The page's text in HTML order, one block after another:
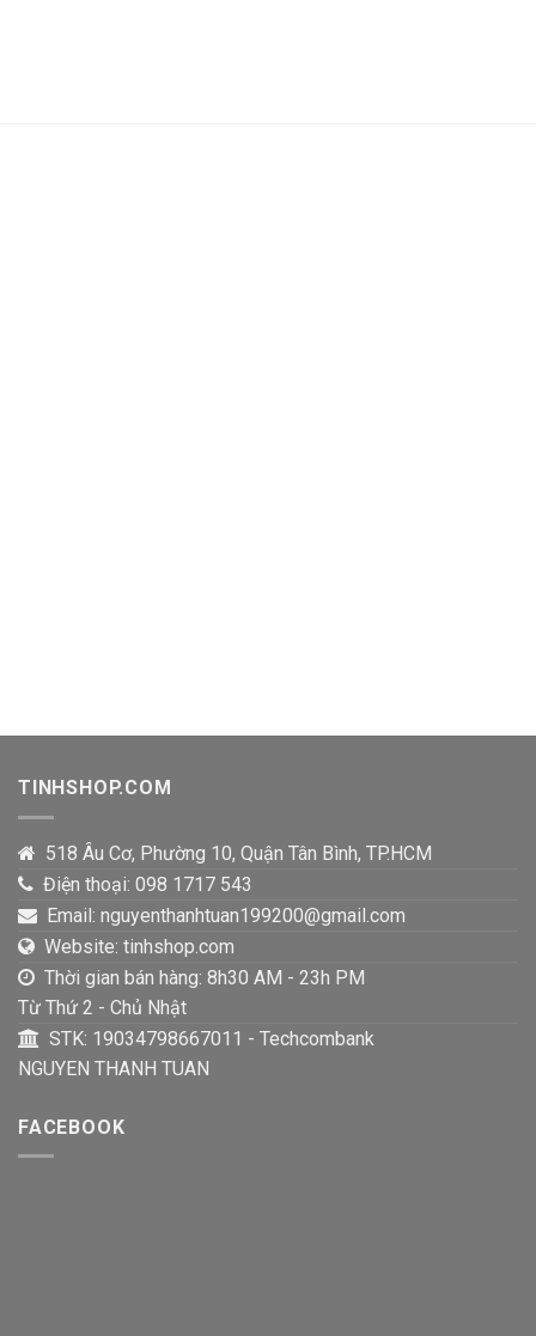
TINHSHOP.COM
518 Âu Cơ, Phường 10, Quận Tân Bình, TP.HCM
Điện thoại: 098 1717 543
Email: nguyenthanhtuan199200@gmail.com
Website: tinhshop.com
Thời gian bán hàng: 8h30 AM - 23h PM
Từ Thứ 2 - Chủ Nhật
STK: 19034798667011 - Techcombank
NGUYEN THANH TUAN
FACEBOOK